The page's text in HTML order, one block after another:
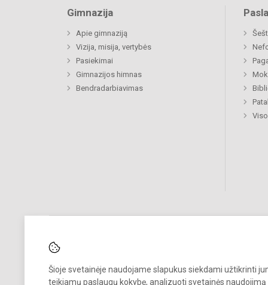
Šioje svetainėje naudojame slapukus siekdami užtikrinti
teikiamų paslaugų kokybę, analizuoti svetainės naudojimą
Gimnazija
Apie gimnaziją
Vizija, misija, vertybės
Pasiekimai
Gimnazijos himnas
Bendradarbiavimas
Pastebėjote klaidų?